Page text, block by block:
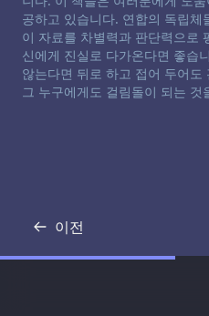
공하고 있습니다. 연합의 독립
이 자료를 차별력과 판단력으로
신에게 진실로 다가온다면 좋습
않는다면 뒤로 하고 접어 두어
그 누구에게도 걸림돌이 되는 것
이전
기록